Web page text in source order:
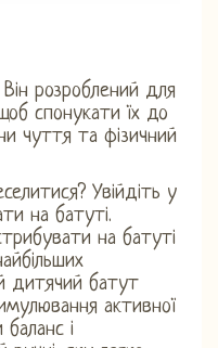
розроблений для
спонукати їх до
чуття та фізичний
Увійдіть у
на батуті.
на батуті
дитячий батут
активної
і